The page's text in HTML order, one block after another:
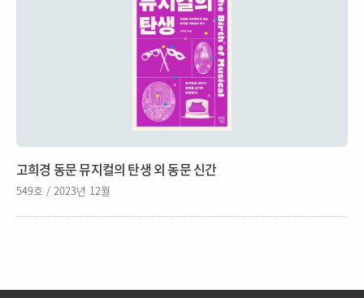
고희경 동문 뮤지컬의 탄생 외 동문 신간
549호 / 2023년 12월